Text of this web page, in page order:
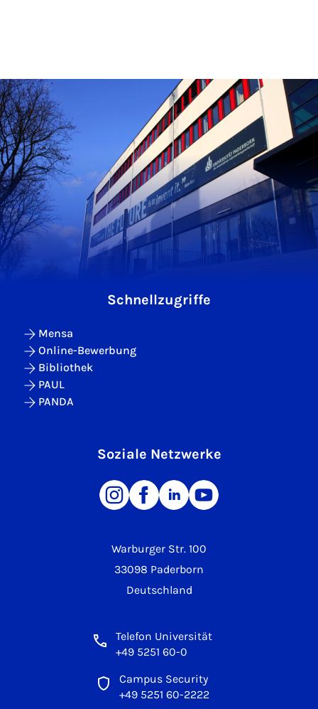
Warburger Str. 100
33098 Paderborn
Deutschland
Telefon Universität
+49 5251 60-0
Campus Security
+49 5251 60-2222
Schnellzugriffe
Mensa
Online-Bewerbung
Bibliothek
PAUL
PANDA
Soziale Netzwerke